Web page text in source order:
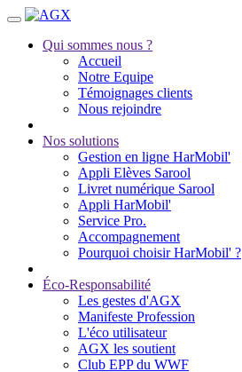
Qui sommes nous ?
Accueil
Notre Equipe
Témoignages clients
Nous rejoindre
Nos solutions
Gestion en ligne HarMobil'
Appli Elèves Sarool
Livret numérique Sarool
Appli HarMobil'
Service Pro.
Accompagnement
Pourquoi choisir HarMobil' ?
Éco-Responsabilité
Les gestes d'AGX
Manifeste Profession
L'éco utilisateur
AGX les soutient
Club EPP du WWF